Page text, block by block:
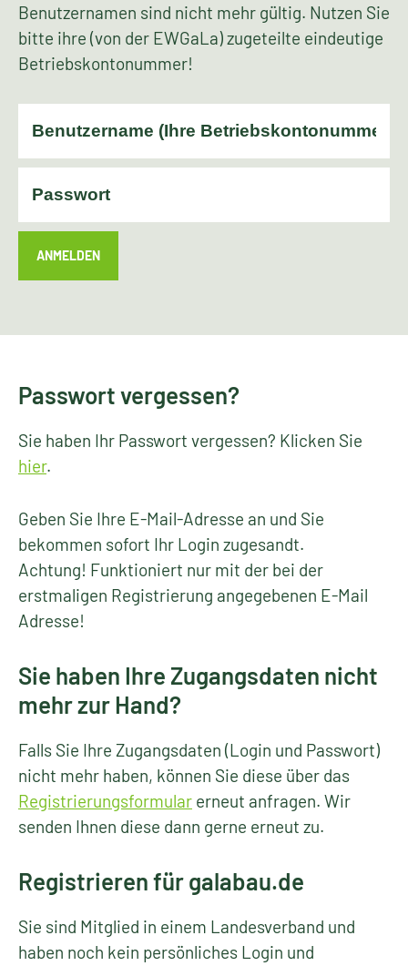
Benutzernamen sind nicht mehr gültig. Nutzen Sie
bitte ihre (von der EWGaLa) zugeteilte eindeutige
Betriebskontonummer!
ANMELDEN
Passwort vergessen?
Sie haben Ihr Passwort vergessen? Klicken Sie
hier.
Geben Sie Ihre E-Mail-Adresse an und Sie
bekommen sofort Ihr Login zugesandt.
Achtung! Funktioniert nur mit der bei der
erstmaligen Registrierung angegebenen E-Mail
Adresse!
Sie haben Ihre Zugangsdaten nicht
mehr zur Hand?
Falls Sie Ihre Zugangsdaten (Login und Passwort)
nicht mehr haben, können Sie diese über das
Registrierungsformular erneut anfragen. Wir
senden Ihnen diese dann gerne erneut zu.
Registrieren für galabau.de
Sie sind Mitglied in einem Landesverband und
haben noch kein persönliches Login und